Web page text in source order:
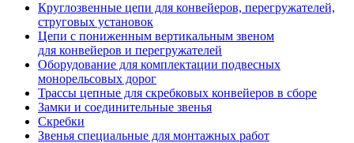
Круглозвенные цепи для конвейеров, перегружателей,
струговых установок
Цепи с пониженным вертикальным звеном
для конвейеров и перегружателей
Оборудование для комплектации подвесных
монорельсовых дорог
Трассы цепные для скребковых конвейеров в сборе
Замки и соединительные звенья
Скребки
Звенья специальные для монтажных работ